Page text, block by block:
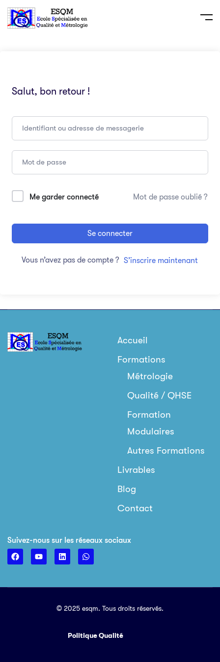
Salut, bon retour !
Me garder connecté Mot de passe oublié ?
Se connecter
Vous n’avez pas de compte ? S’inscrire maintenant
Accueil
Formations
Métrologie
Qualité / QHSE
Formation
Modulaires
Autres Formations
Livrables
Blog
Contact
Suivez-nous sur les réseaux sociaux
© 2025 esqm. Tous droits réservés.
Politique Qualité